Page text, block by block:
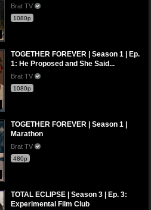
Brat TV
1080p
TOGETHER FOREVER | Season 1 | Ep.
1: He Proposed and She Said...
Brat TV
1080p
TOGETHER FOREVER | Season 1 |
Marathon
Brat TV
480p
TOTAL ECLIPSE | Season 3 | Ep. 3:
Experimental Film Club